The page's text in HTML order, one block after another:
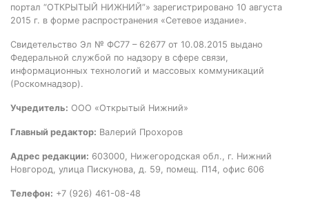
портал “ОТКРЫТЫЙ НИЖНИЙ”» зарегистрировано 10 августа
2015 г. в форме распространения «Сетевое издание».
Свидетельство Эл № ФС77 – 62677 от 10.08.2015 выдано
Федеральной службой по надзору в сфере связи,
информационных технологий и массовых коммуникаций
(Роскомнадзор).
Учредитель: ООО «Открытый Нижний»
Главный редактор: Валерий Прохоров
Адрес редакции: 603000, Нижегородская обл., г. Нижний
Новгород, улица Пискунова, д. 59, помещ. П14, офис 606
Телефон: +7 (926) 461-08-48